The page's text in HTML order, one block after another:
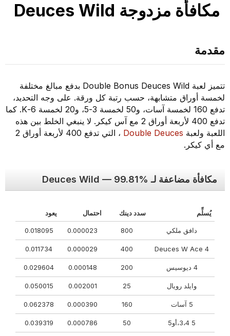
مكافأة مزدوجة Deuces Wild
مقدمة
تتميز لعبة Double Bonus Deuces Wild بدفع مبالغ مختلفة
لخمسة أوراق متشابهة، حسب رتبة كل ورقة. على وجه التحديد،
تدفع 160 لخمسة آسات، و50 لخمسة 3-5، و20 لخمسة 6-K. كما
تدفع 400 لأربعة أوراق 2 مع آس كيكر. لا ينبغي الخلط بين هذه
اللعبة ولعبةDouble Deuces
، التي تدفع 400 لأربعة أوراق 2
مع أي كيكر.
مكافأة مضاعفة لـ Deuces Wild — 99.81%
يُسلِّم سدد دينك احتمال يعود
دافق ملكي 800
0.000023
0.018095
400
0.000029
0.011734
4 ديوسيس 200
0.000148
0.029604
وايلد رويال 25
0.002001
0.050015
160
0.000390
0.062378
50
0.000786
0.039319